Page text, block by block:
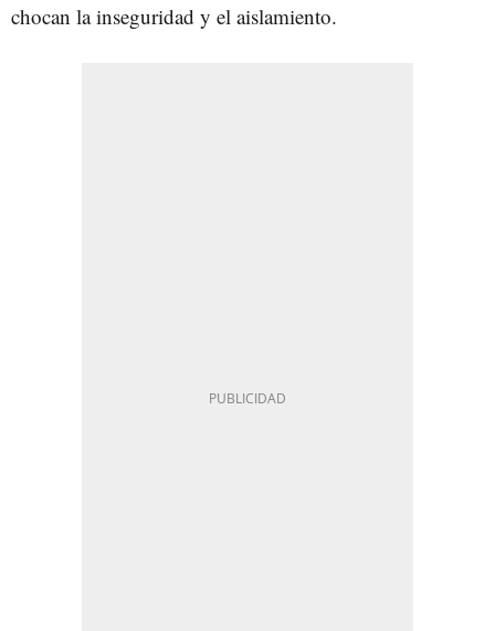
chocan la inseguridad y el aislamiento.